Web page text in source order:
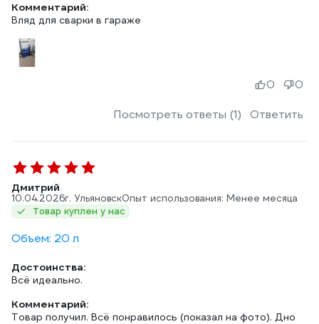
Комментарий:
Вляд для сварки в гараже
Посмотреть ответы (1) Ответить
0 0
Дмитрий
10.04.2026г. УльяновскОпыт использования: Менее месяца
Товар куплен у нас
Объем: 20 л
Достоинства:
Всё идеально.
Комментарий:
Товар получил. Всё понравилось (показал на фото). Дно